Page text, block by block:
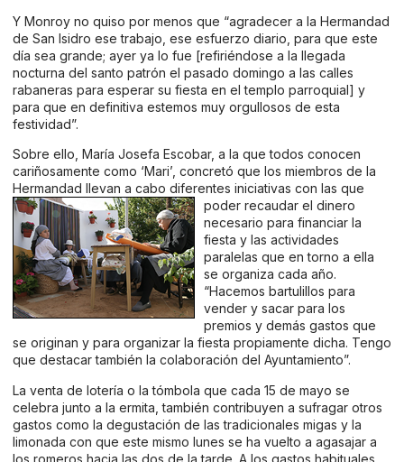
Y Monroy no quiso por menos que “agradecer a la Hermandad
de San Isidro ese trabajo, ese esfuerzo diario, para que este
día sea grande; ayer ya lo fue [refiriéndose a la llegada
nocturna del santo patrón el pasado domingo a las calles
rabaneras para esperar su fiesta en el templo parroquial] y
para que en definitiva estemos muy orgullosos de esta
festividad”.
Sobre ello, María Josefa Escobar, a la que todos conocen
cariñosamente como ‘Mari’, concretó que los miembros de la
Hermandad llevan a cabo diferentes iniciativas con las que
poder recaudar el dinero
necesario para financiar la
fiesta y las actividades
paralelas que en torno a ella
se organiza cada año.
“Hacemos bartulillos para
vender y sacar para los
premios y demás gastos que
se originan y para organizar la fiesta propiamente dicha. Tengo
que destacar también la colaboración del Ayuntamiento”.
La venta de lotería o la tómbola que cada 15 de mayo se
celebra junto a la ermita, también contribuyen a sufragar otros
gastos como la degustación de las tradicionales migas y la
limonada con que este mismo lunes se ha vuelto a agasajar a
los romeros hacia las dos de la tarde. A los gastos habituales,